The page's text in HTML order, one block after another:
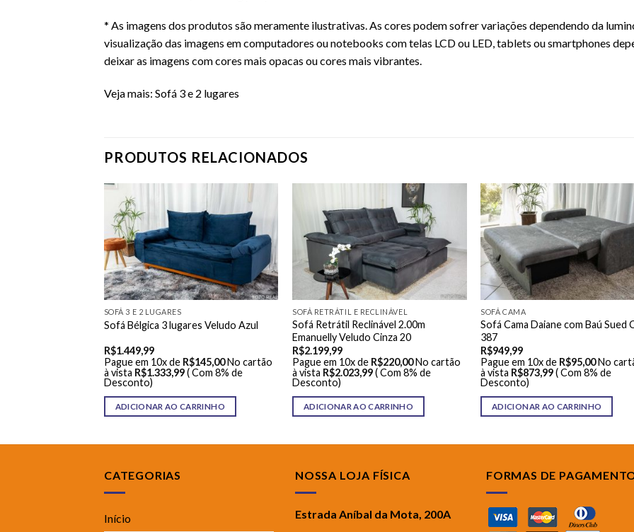
* As imagens dos produtos são meramente ilustrativas. As cores podem sofrer variações dependendo da
visualização das imagens em computadores ou notebooks com telas LCD ou LED, tablets ou smartphones
deixar as imagens com cores mais opacas ou cores mais vibrantes.
Veja mais: Sofá 3 e 2 lugares
PRODUTOS RELACIONADOS
SOFÁ 3 E 2 LUGARES
Sofá Bélgica 3 lugares Veludo Azul
R$1.449,99
Pague em 10x de R$145,00No cartão
à vista R$1.333,99( Com 8% de
Desconto)
ADICIONAR AO CARRINHO
SOFÁ RETRÁTIL E RECLINÁVEL
Sofá Retrátil Reclinável 2.00m
Emanuelly Veludo Cinza 20
R$2.199,99
Pague em 10x de R$220,00No cartão
à vista R$2.023,99( Com 8% de
Desconto)
ADICIONAR AO CARRINHO
SOFÁ CAMA
Sofá Cama Daiane com Baú Sued
387
R$949,99
Pague em 10x de R$95,00No
à vista R$873,99( Com 8% de
Desconto)
ADICIONAR AO CARRINHO
CATEGORIAS
Início
NOSSA LOJA FÍSICA
Estrada Aníbal da Mota, 200A
FORMAS DE